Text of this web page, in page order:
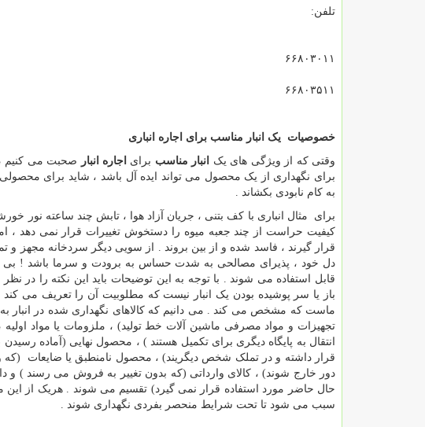
تلفن:
۶۶۸۰۳۰۱۱
۶۶۸۰۳۵۱۱
خصوصیات یک انبار مناسب برای اجاره انباری
وقتی که از ویژگی های یک
انبار مناسب برای اجاره انبار
صحبت می کنیم
برای نگهداری از یک محصول می تواند ایده آل باشد ، شاید برای
به کام نابودی بکشاند .
برای مثال انباری با کف بتنی ، جریان آزاد هوا ، تابش چند ساعته نور
کیفیت حراست از چند جعبه میوه را دستخوش تغییرات قرار نمی دهد
قرار گیرند ، فاسد شده و از بین بروند . از سویی دیگر سردخانه مجهز و
دل خود ، پذیرای مصالحی به شدت حساس به برودت و سرما باشد ! بی
قابل استفاده می شوند . با توجه به این توضیحات باید این نکته را در
باز یا سر پوشیده بودن یک انبار نیست که مطلوبیت آن را تعریف می
ماست که مشخص می کند . می دانیم که کالاهای نگهداری شده در انبار
تجهیزات و مواد مصرفی ماشین آلات خط تولید) ، ملزومات یا مواد
انتقال به پایگاه دیگری برای تکمیل هستند ) ، محصول نهایی (آماده
قرار داشته و در تملک شخص دیگریند) ، محصول نامنطبق یا ضایعات (که
دور خارج شوند) ، کالای وارداتی (که بدون تغییر به فروش می رسند ) و
حال حاضر مورد استفاده قرار نمی گیرد) تقسیم می شوند . هریک از
سبب می شود تا تحت شرایط منحصر بفردی نگهداری شوند .